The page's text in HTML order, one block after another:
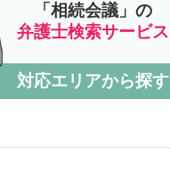
「相続会議」の
弁護士検索サービス
対応エリアから探す